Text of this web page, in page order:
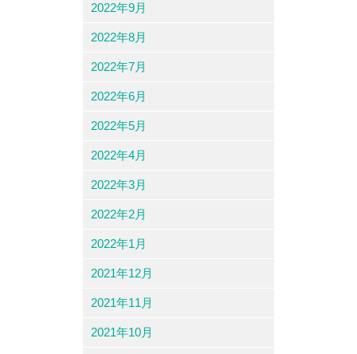
2022年9月
2022年8月
2022年7月
2022年6月
2022年5月
2022年4月
2022年3月
2022年2月
2022年1月
2021年12月
2021年11月
2021年10月